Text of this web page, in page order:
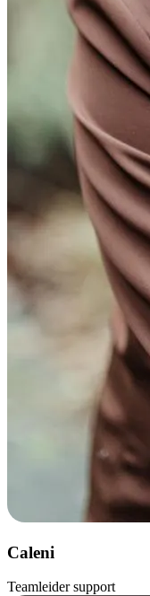
Caleni
Teamleider support